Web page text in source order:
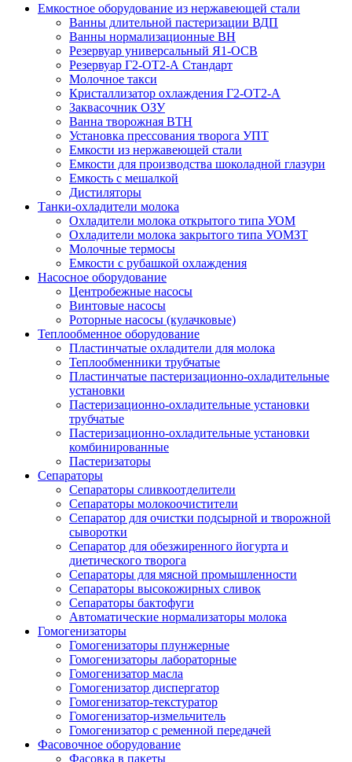
Емкостное оборудование из нержавеющей стали
Ванны длительной пастеризации ВДП
Ванны нормализационные ВН
Резервуар универсальный Я1-ОСВ
Резервуар Г2-ОТ2-А Стандарт
Молочное такси
Кристаллизатор охлаждения Г2-ОТ2-А
Заквасочник ОЗУ
Ванна творожная ВТН
Установка прессования творога УПТ
Емкости из нержавеющей стали
Емкости для производства шоколадной глазури
Емкость с мешалкой
Дистиляторы
Танки-охладители молока
Охладители молока открытого типа УОМ
Охладители молока закрытого типа УОМЗТ
Молочные термосы
Емкости с рубашкой охлаждения
Насосное оборудование
Центробежные насосы
Винтовые насосы
Роторные насосы (кулачковые)
Теплообменное оборудование
Пластинчатые охладители для молока
Теплообменники трубчатые
Пластинчатые пастеризационно-охладительные
установки
Пастеризационно-охладительные установки
трубчатые
Пастеризационно-охладительные установки
комбинированные
Пастеризаторы
Сепараторы
Сепараторы сливкоотделители
Сепараторы молокоочистители
Сепаратор для очистки подсырной и творожной
сыворотки
Сепаратор для обезжиренного йогурта и
диетического творога
Сепараторы для мясной промышленности
Сепараторы высокожирных сливок
Сепараторы бактофуги
Автоматические нормализаторы молока
Гомогенизаторы
Гомогенизаторы плунжерные
Гомогенизаторы лабораторные
Гомогенизатор масла
Гомогенизатор диспергатор
Гомогенизатор-текстуратор
Гомогенизатор-измельчитель
Гомогенизатор с ременной передачей
Фасовочное оборудование
Фасовка в пакеты